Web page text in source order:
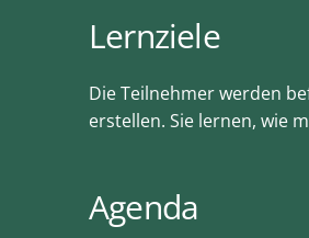
Lernziele
Die Teilnehmer werden
erstellen. Sie lernen, wie
Agenda